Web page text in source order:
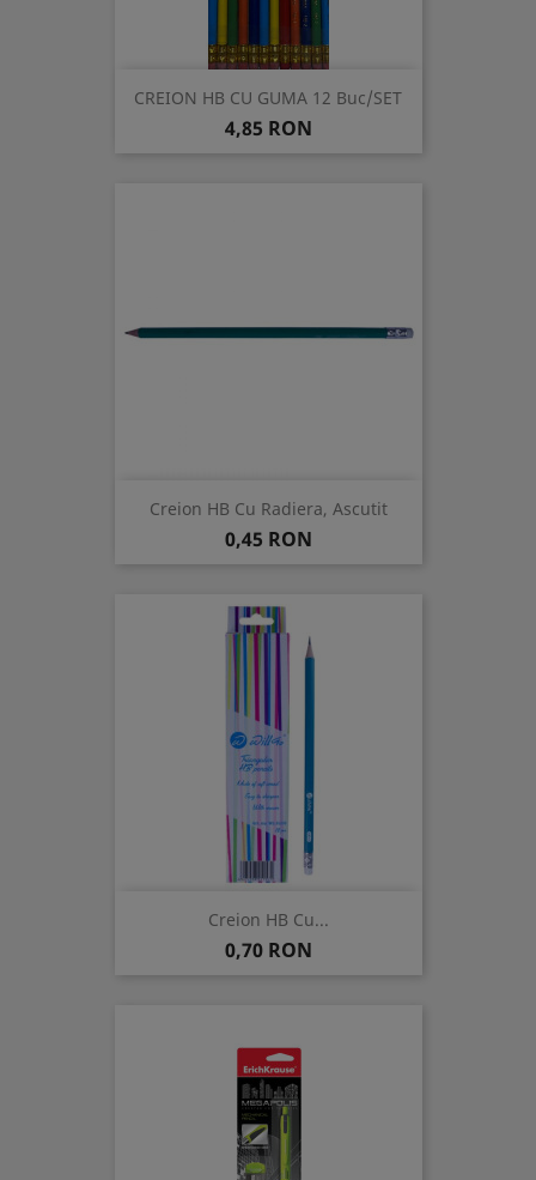
CREION HB CU GUMA 12 Buc/SET
Pret
4,85 RON
Creion HB Cu Radiera, Ascutit
Pret
0,45 RON
Creion HB Cu...
Pret
0,70 RON